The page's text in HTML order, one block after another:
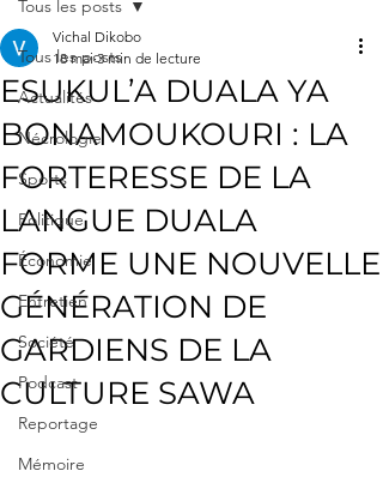
Tous les posts
Actualités
Nécrologie
Sports
Politique
Économie
Entretien
Société
Podcast
Reportage
Mémoire
Tous les posts
ESUKUL’A DUALA YA
BONAMOUKOURI : LA
FORTERESSE DE LA
LANGUE DUALA
FORME UNE NOUVELLE
GÉNÉRATION DE
GARDIENS DE LA
CULTURE SAWA
Vichal Dikobo
18 mai 3 min de lecture